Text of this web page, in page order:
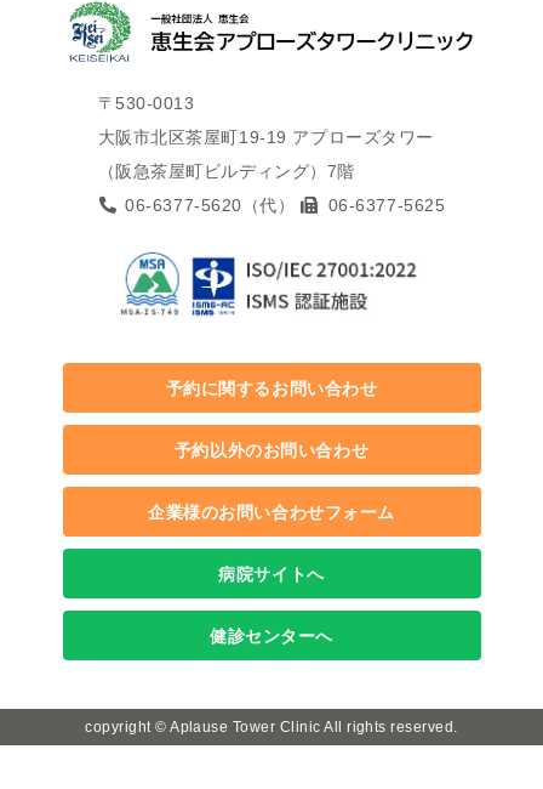
〒530-0013
大阪市北区茶屋町19-19 アプローズタワー
（阪急茶屋町ビルディング）7階
06-6377-5620 （代） 06-6377-5625
予約に関するお問い合わせ
予約以外のお問い合わせ
企業様のお問い合わせフォーム
病院サイトへ
健診センターへ
copyright © Aplause Tower Clinic All rights reserved.